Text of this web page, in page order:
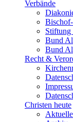
Verbände
Stiftung
Bund
Bund
Recht &
Christen heute